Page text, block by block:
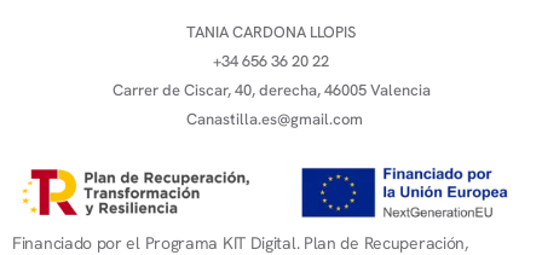
TANIA CARDONA LLOPIS
+34 656 36 20 22
Carrer de Ciscar, 40, derecha, 46005 Valencia
Canastilla.es@gmail.com
Financiado por el Programa KIT Digital. Plan de Recuperación,